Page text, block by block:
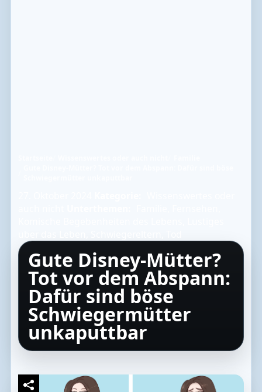
Gute Disney-Mütter?
Tot vor dem Abspann:
Dafür sind böse
Schwiegermütter
unkaputtbar